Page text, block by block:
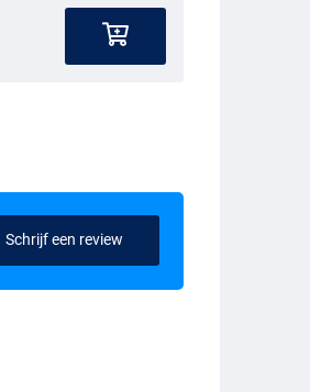
Schrijf een review